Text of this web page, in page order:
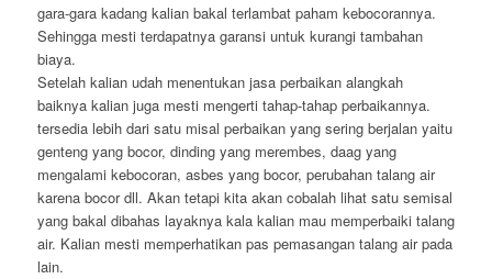
gara-gara kadang kalian bakal terlambat paham kebocorannya.
Sehingga mesti terdapatnya garansi untuk kurangi tambahan
biaya.
Setelah kalian udah menentukan jasa perbaikan alangkah
baiknya kalian juga mesti mengerti tahap-tahap perbaikannya.
tersedia lebih dari satu misal perbaikan yang sering berjalan yaitu
genteng yang bocor, dinding yang merembes, daag yang
mengalami kebocoran, asbes yang bocor, perubahan talang air
karena bocor dll. Akan tetapi kita akan cobalah lihat satu semisal
yang bakal dibahas layaknya kala kalian mau memperbaiki talang
air. Kalian mesti memperhatikan pas pemasangan talang air pada
lain.